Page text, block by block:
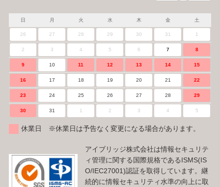
日 月 火 水 木 金 土
26 27 28 29 30 31 1
2 3 4 5 6 7 8
9 10 11 12 13 14 15
16 17 18 19 20 21 22
23 24 25 26 27 28 29
30 31 1 2 3 4 5
休業日 ※休業日は予告なく変更になる場合があります。
アイブリッジ株式会社は情報セキュリテ
ィ管理に関する国際規格であるISMS(IS
O/IEC27001)認証を取得しています。継
続的に情報セキュリティ水準の向上に取